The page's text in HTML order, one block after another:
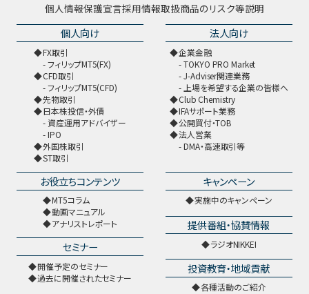
個人情報保護宣言採用情報取扱商品のリスク等説明
個人向け
FX取引
フィリップMT5(FX)
CFD取引
フィリップMT5(CFD)
先物取引
日本株投信・外債
資産運用アドバイザー
IPO
外国株取引
ST取引
法人向け
企業金融
TOKYO PRO Market
J-Adviser関連業務
上場を希望する企業の皆様へ
Club Chemistry
IFAサポート業務
公開買付・TOB
法人営業
DMA・高速取引等
お役立ちコンテンツ
MT5コラム
動画マニュアル
アナリストレポート
セミナー
開催予定のセミナー
過去に開催されたセミナー
キャンペーン
実施中のキャンペーン
提供番組・協賛情報
ラジオNIKKEI
投資教育・地域貢献
各種活動のご紹介